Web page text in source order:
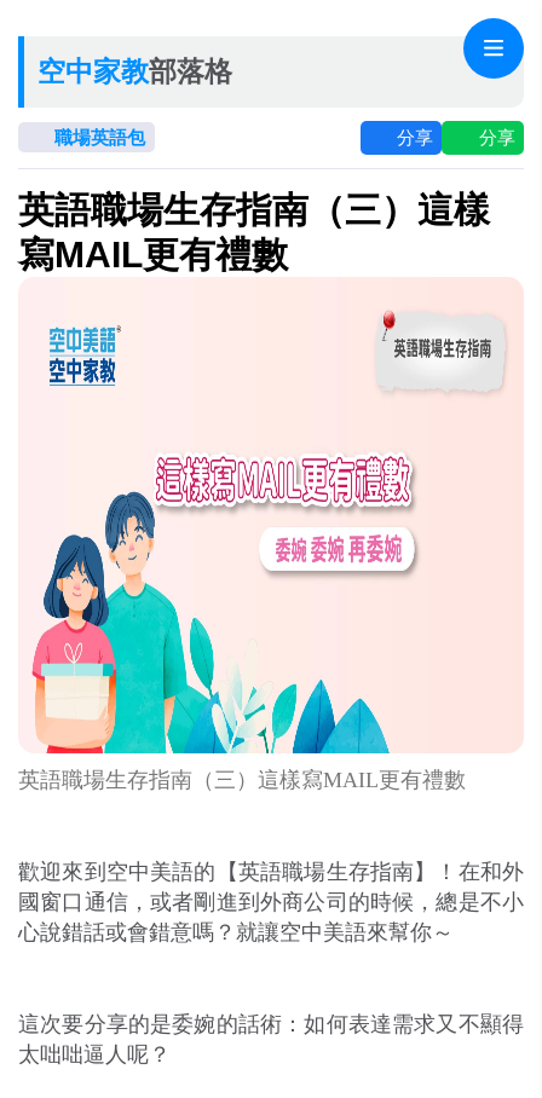
空中家教部落格
職場英語包 分享 分享
英語職場生存指南（三）這樣
寫MAIL更有禮數
英語職場生存指南（三）這樣寫MAIL更有禮數
歡迎來到空中美語的【英語職場生存指南】！在和外
國窗口通信，或者剛進到外商公司的時候，總是不小
心說錯話或會錯意嗎？就讓空中美語來幫你～
這次要分享的是委婉的話術：如何表達需求又不顯得
太咄咄逼人呢？